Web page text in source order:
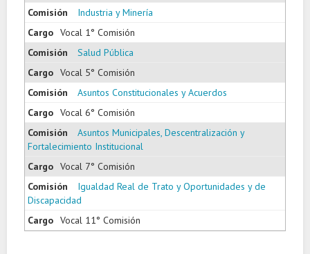
Industria y Minería
Vocal 1° Comisión
Salud Pública
Vocal 5° Comisión
Asuntos Constitucionales y Acuerdos
Vocal 6° Comisión
Asuntos Municipales, Descentralización y
Fortalecimiento Institucional
Vocal 7° Comisión
Igualdad Real de Trato y Oportunidades y de
Discapacidad
Vocal 11° Comisión